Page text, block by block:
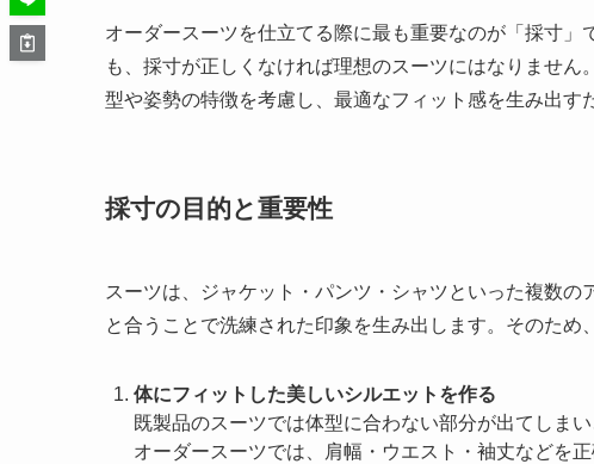
オーダースーツを仕立てる際に最も重要なのが「採寸
も、採寸が正しくなければ理想のスーツにはなりませ
型や姿勢の特徴を考慮し、最適なフィット感を生み出す
採寸の目的と重要性
スーツは、ジャケット・パンツ・シャツといった複数
と合うことで洗練された印象を生み出します。そのため
体にフィットした美しいシルエットを作る
既製品のスーツでは体型に合わない部分が出てしま
オーダースーツでは、肩幅・ウエスト・袖丈などを正